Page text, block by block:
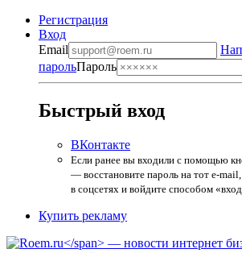
Регистрация
Вход
Email
парольПароль
Быстрый вход
ВКонтакте
Если ранее вы входили с помощью
— восстановите пароль на тот e-
в соцсетях и войдите способом
Купить рекламу